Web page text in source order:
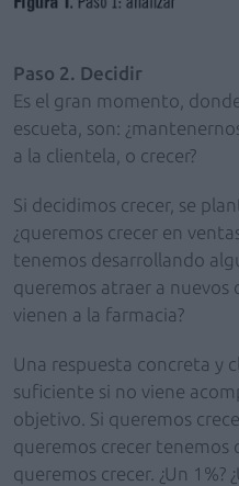
Paso 2. Decidir
Es el gran momento,
escueta, son:
a la clientela, o crecer?
Si decidimos crecer, se
¿queremos crecer en
tenemos desarrollando
queremos atraer a nuevos
vienen a la farmacia?
Una respuesta concreta y
suficiente si no viene
objetivo. Si queremos
queremos crecer tenemos
queremos crecer. ¿Un 1%?